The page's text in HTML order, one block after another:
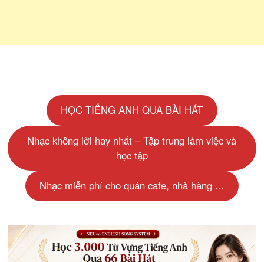
HỌC TIẾNG ANH QUA BÀI HÁT
Nhạc không lời hay nhất – Tập trung làm việc và
học tập
Nhạc miễn phí cho quán cafe, nhà hàng ...